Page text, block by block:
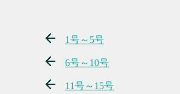
1号～5号
6号～10号
11号～15号